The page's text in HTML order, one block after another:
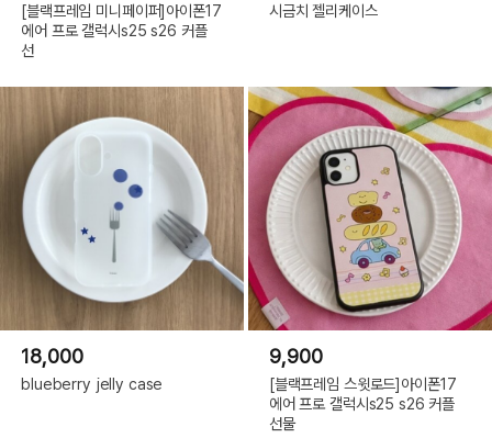
[블랙프레임 미니페이퍼]아이폰17
에어 프로 갤럭시s25 s26 커플
선
시금치 젤리케이스
18,000
blueberry jelly case
9,900
[블랙프레임 스윗로드]아이폰17
에어 프로 갤럭시s25 s26 커플
선물